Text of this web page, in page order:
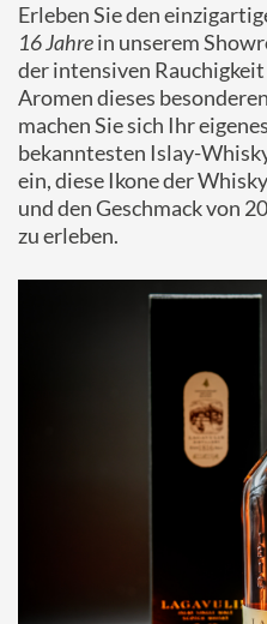
Erleben Sie den
16 Jahrein unserem
der intensiven
Aromen dieses
machen Sie sich Ihr
bekanntesten Islay-
ein, diese Ikone der
und den Geschmack von
zu erleben.